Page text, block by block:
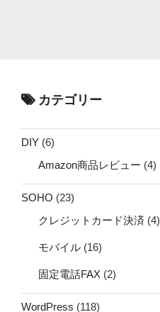
カテゴリー
DIY (6)
Amazon商品レビュー (4)
SOHO (23)
クレジットカード決済 (4)
モバイル (16)
固定電話FAX (2)
WordPress (118)